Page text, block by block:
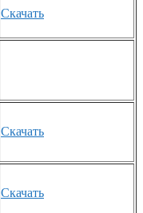
Скачать
Скачать
Скачать